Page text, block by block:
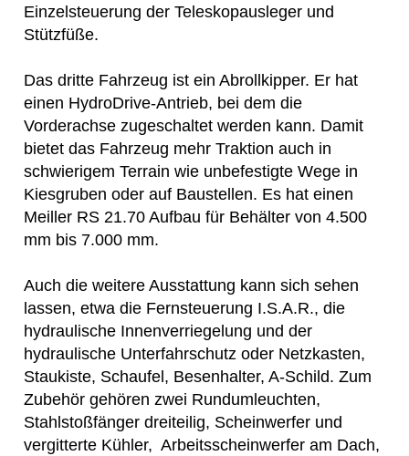
Einzelsteuerung der Teleskopausleger und
Stützfüße.
Das dritte Fahrzeug ist ein Abrollkipper. Er hat
einen HydroDrive-Antrieb, bei dem die
Vorderachse zugeschaltet werden kann. Damit
bietet das Fahrzeug mehr Traktion auch in
schwierigem Terrain wie unbefestigte Wege in
Kiesgruben oder auf Baustellen. Es hat einen
Meiller RS 21.70 Aufbau für Behälter von 4.500
mm bis 7.000 mm.
Auch die weitere Ausstattung kann sich sehen
lassen, etwa die Fernsteuerung I.S.A.R., die
hydraulische Innenverriegelung und der
hydraulische Unterfahrschutz oder Netzkasten,
Staukiste, Schaufel, Besenhalter, A-Schild. Zum
Zubehör gehören zwei Rundumleuchten,
Stahlstoßfänger dreiteilig, Scheinwerfer und
vergitterte Kühler, Arbeitsscheinwerfer am Dach,